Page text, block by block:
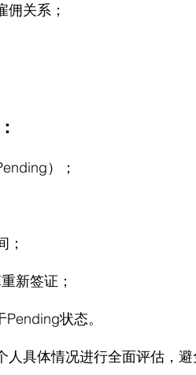
佣关系；
）；
；
新签证；
状态。
人具体情况进行全面评估，